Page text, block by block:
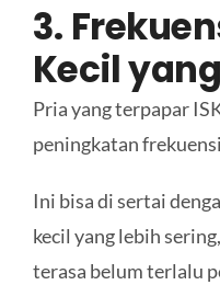
3.
Kecil
Pria yang terpapar
peningkatan
Ini bisa di sertai
kecil yang lebih
terasa belum terlalu